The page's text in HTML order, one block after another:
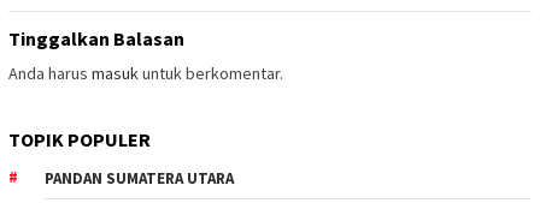
Tinggalkan Balasan
Anda harus masukuntuk berkomentar.
TOPIK POPULER
PANDAN SUMATERA UTARA